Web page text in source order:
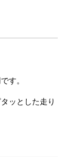
す。
ッとした走り